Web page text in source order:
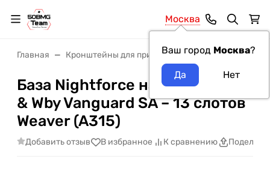
Москва
Ваш город Москва?
Главная Кронштейны для прицелов Кронштейны
База Nightforce на Howa 1500
& Wby Vanguard SA – 13 слотов
Weaver (A315)
Добавить отзыв В избранное К сравнению